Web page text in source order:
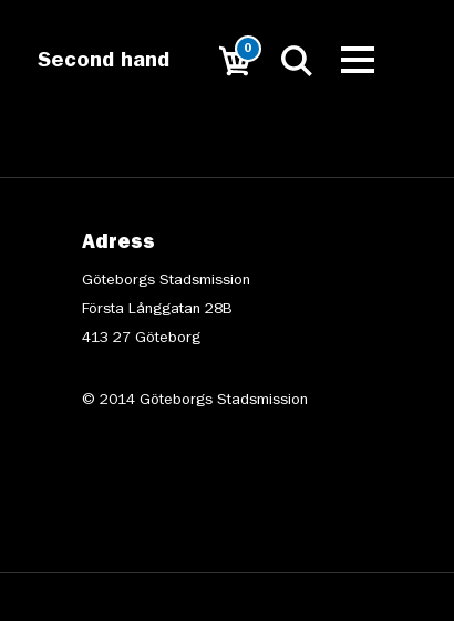
Second hand
0
Adress
Göteborgs Stadsmission
Första Långgatan 28B
413 27 Göteborg
© 2014 Göteborgs Stadsmission